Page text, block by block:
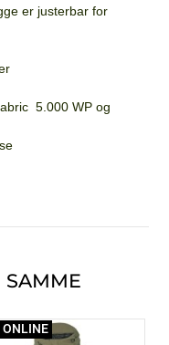
er justerbar for
5.000 WP og
SAMME
ONLINE